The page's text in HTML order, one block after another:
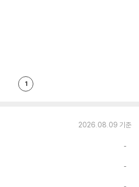
1
2026.08.09 기준